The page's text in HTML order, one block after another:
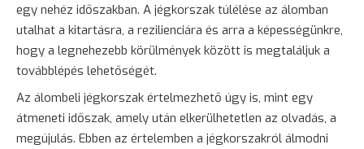
egy nehéz időszakban. A jégkorszak túlélése az álomban
utalhat a kitartásra, a rezilienciára és arra a képességünkre,
hogy a legnehezebb körülmények között is megtaláljuk a
továbblépés lehetőségét.
Az álombeli jégkorszak értelmezhető úgy is, mint egy
átmeneti időszak, amely után elkerülhetetlen az olvadás, a
megújulás. Ebben az értelemben a jégkorszakról álmodni